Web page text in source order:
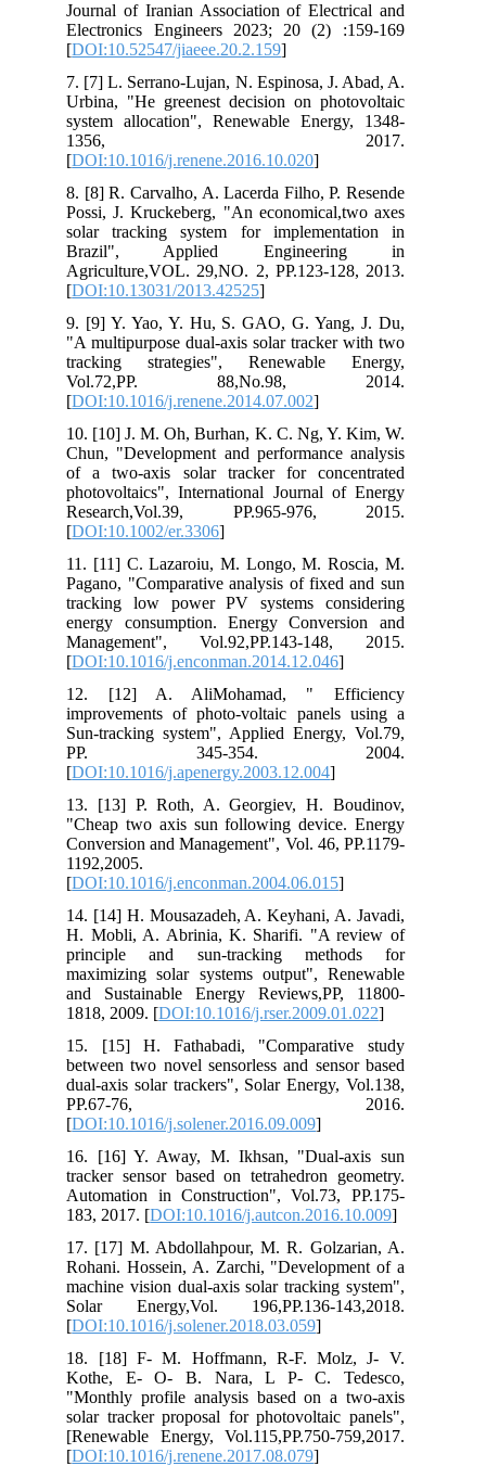
Journal of Iranian Association of Electrical and
Electronics Engineers 2023; 20 (2) :159-169
[DOI:10.52547/jiaeee.20.2.159
7. [7] L. Serrano-Lujan, N. Espinosa, J. Abad, A.
Urbina, "He greenest decision on photovoltaic
system allocation", Renewable Energy, 1348-
1356, 2017.
[DOI:10.1016/j.renene.2016.10.020
8. [8] R. Carvalho, A. Lacerda Filho, P. Resende
Possi, J. Kruckeberg, "An economical,two axes
solar tracking system for implementation in
Brazil", Applied Engineering in
Agriculture,VOL. 29,NO. 2, PP.123-128, 2013.
[DOI:10.13031/2013.42525
9. [9] Y. Yao, Y. Hu, S. GAO, G. Yang, J. Du,
"A multipurpose dual-axis solar tracker with two
tracking strategies", Renewable Energy,
Vol.72,PP. 88,No.98, 2014.
[DOI:10.1016/j.renene.2014.07.002
10. [10] J. M. Oh, Burhan, K. C. Ng, Y. Kim, W.
Chun, "Development and performance analysis
of a two‐axis solar tracker for concentrated
photovoltaics", International Journal of Energy
Research,Vol.39, PP.965-976, 2015.
[DOI:10.1002/er.3306
11. [11] C. Lazaroiu, M. Longo, M. Roscia, M.
Pagano, "Comparative analysis of fixed and sun
tracking low power PV systems considering
energy consumption. Energy Conversion and
Management", Vol.92,PP.143-148, 2015.
[DOI:10.1016/j.enconman.2014.12.046
12. [12] A. AliMohamad, " Efficiency
improvements of photo-voltaic panels using a
Sun-tracking system", Applied Energy, Vol.79,
PP. 345-354. 2004.
[DOI:10.1016/j.apenergy.2003.12.004
13. [13] P. Roth, A. Georgiev, H. Boudinov,
"Cheap two axis sun following device. Energy
Conversion and Management", Vol. 46, PP.1179-
1192,2005.
[DOI:10.1016/j.enconman.2004.06.015
14. [14] H. Mousazadeh, A. Keyhani, A. Javadi,
H. Mobli, A. Abrinia, K. Sharifi. "A review of
principle and sun-tracking methods for
maximizing solar systems output", Renewable
and Sustainable Energy Reviews,PP, 11800-
1818, 2009. [DOI:10.1016/j.rser.2009.01.022
15. [15] H. Fathabadi, "Comparative study
between two novel sensorless and sensor based
dual-axis solar trackers", Solar Energy, Vol.138,
PP.67-76, 2016.
[DOI:10.1016/j.solener.2016.09.009
16. [16] Y. Away, M. Ikhsan, "Dual-axis sun
tracker sensor based on tetrahedron geometry.
Automation in Construction", Vol.73, PP.175-
183, 2017. [DOI:10.1016/j.autcon.2016.10.009
17. [17] M. Abdollahpour, M. R. Golzarian, A.
Rohani. Hossein, A. Zarchi, "Development of a
machine vision dual-axis solar tracking system",
Solar Energy,Vol. 196,PP.136-143,2018.
[DOI:10.1016/j.solener.2018.03.059
18. [18] F- M. Hoffmann, R-F. Molz, J- V.
Kothe, E- O- B. Nara, L P- C. Tedesco,
"Monthly profile analysis based on a two-axis
solar tracker proposal for photovoltaic panels",
[Renewable Energy, Vol.115,PP.750-759,2017.
[DOI:10.1016/j.renene.2017.08.079